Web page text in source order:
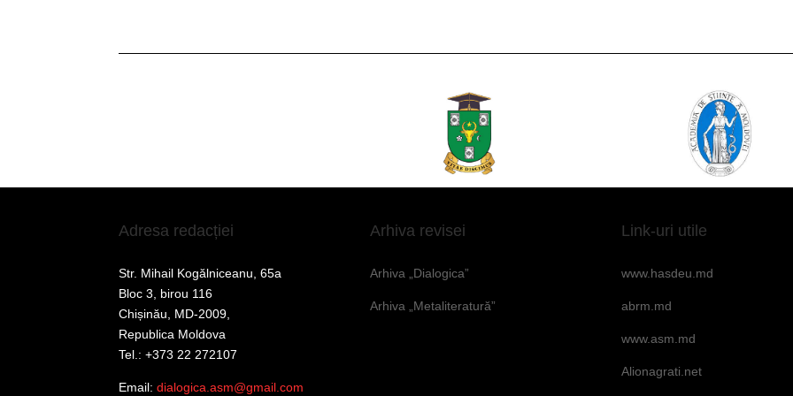
Adresa redacției Arhiva revisei Link-uri utile
Str. Mihail Kogălniceanu, 65a
Bloc 3, birou 116
Chișinău, MD-2009,
Republica Moldova
Tel.: +373 22 272107
Email:dialogica.asm@gmail.com
Arhiva „Dialogica”
Arhiva „Metaliteratură”
www.hasdeu.md
abrm.md
www.asm.md
Alionagrati.net